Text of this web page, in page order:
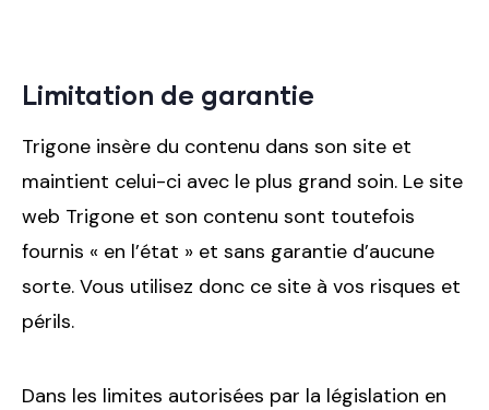
Limitation de garantie
Trigone insère du contenu dans son site et
maintient celui-ci avec le plus grand soin. Le site
web Trigone et son contenu sont toutefois
fournis « en l’état » et sans garantie d’aucune
sorte. Vous utilisez donc ce site à vos risques et
périls.
Dans les limites autorisées par la législation en